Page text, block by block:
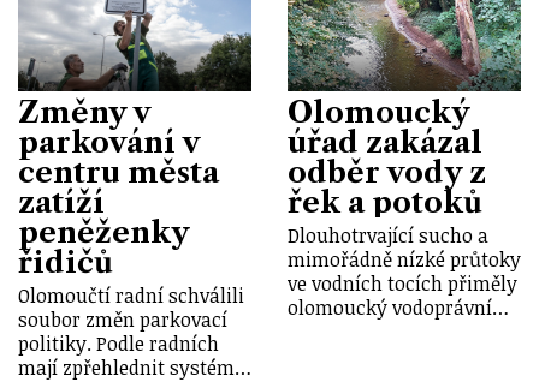
Změny v
parkování v
centru města
zatíží
peněženky
řidičů
Olomoučtí radní schválili
soubor změn parkovací
politiky. Podle radních
mají zpřehlednit systém…
Olomoucký
úřad zakázal
odběr vody z
řek a potoků
Dlouhotrvající sucho a
mimořádně nízké průtoky
ve vodních tocích přiměly
olomoucký vodoprávní…